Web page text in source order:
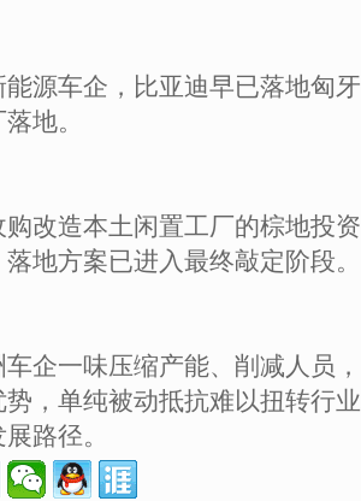
源车企，比亚迪早已落地匈
地。
购改造本土闲置工厂的棕地投
地方案已进入最终敲定阶段。
企一味压缩产能、削减人员
，单纯被动抵抗难以扭转行
路径。